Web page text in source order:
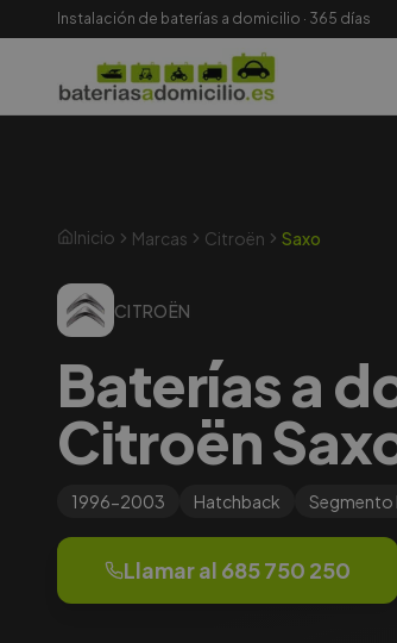
Instalación de baterías a domicilio · 365 días
Inicio Marcas Citroën Saxo
CITROËN
Baterías a
Citroën
1996-2003 Hatchback Segmento
Llamar al 685 750 250